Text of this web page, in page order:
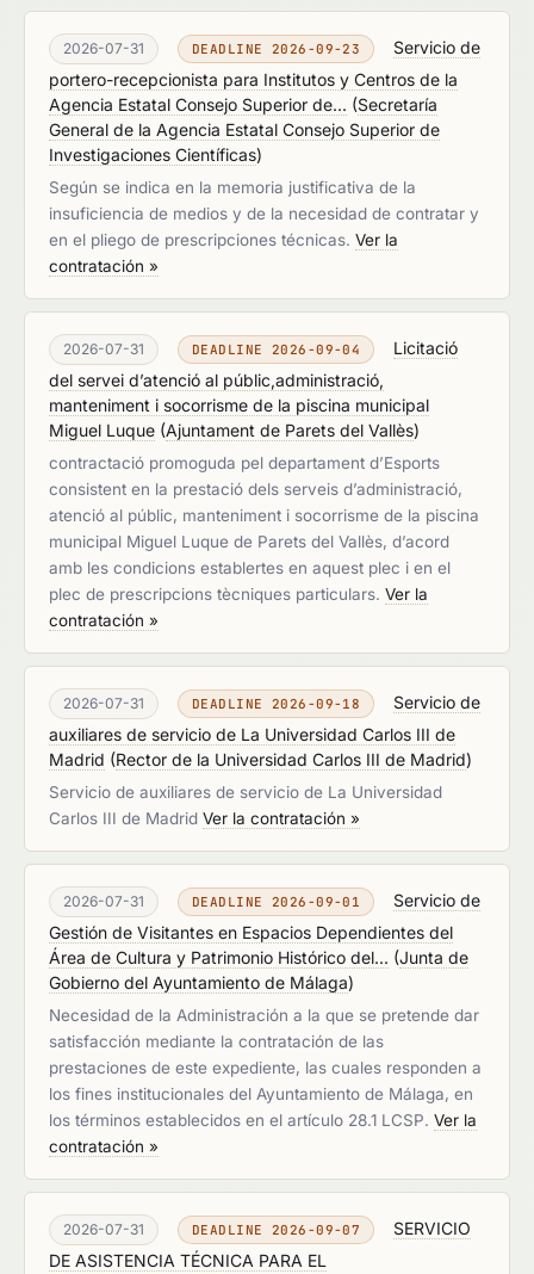
2026-07-31 DEADLINE 2026-09-23
Servicio de
portero-recepcionista para Institutos y Centros de la
Agencia Estatal Consejo Superior de... (Secretaría
General de la Agencia Estatal Consejo Superior de
Investigaciones Científicas)
Según se indica en la memoria justificativa de la
insuficiencia de medios y de la necesidad de contratar y
en el pliego de prescripciones técnicas. Ver la
contratación »
2026-07-31 DEADLINE 2026-09-04
Licitació
del servei d’atenció al públic,administració,
manteniment i socorrisme de la piscina municipal
Miguel Luque (Ajuntament de Parets del Vallès)
contractació promoguda pel departament d’Esports
consistent en la prestació dels serveis d’administració,
atenció al públic, manteniment i socorrisme de la piscina
municipal Miguel Luque de Parets del Vallès, d’acord
amb les condicions establertes en aquest plec i en el
plec de prescripcions tècniques particulars. Ver la
contratación »
2026-07-31 DEADLINE 2026-09-18
Servicio de
auxiliares de servicio de La Universidad Carlos III de
Madrid (Rector de la Universidad Carlos III de Madrid)
Servicio de auxiliares de servicio de La Universidad
Carlos III de Madrid Ver la contratación »
2026-07-31 DEADLINE 2026-09-01
Servicio de
Gestión de Visitantes en Espacios Dependientes del
Área de Cultura y Patrimonio Histórico del... (Junta de
Gobierno del Ayuntamiento de Málaga)
Necesidad de la Administración a la que se pretende dar
satisfacción mediante la contratación de las
prestaciones de este expediente, las cuales responden a
los fines institucionales del Ayuntamiento de Málaga, en
los términos establecidos en el artículo 28.1 LCSP. Ver la
contratación »
2026-07-31 DEADLINE 2026-09-07
SERVICIO
DE ASISTENCIA TÉCNICA PARA EL